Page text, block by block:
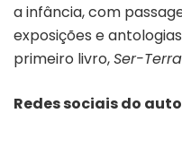
a infância, com
exposições e
primeiro livro,Ser-
Redes sociais do